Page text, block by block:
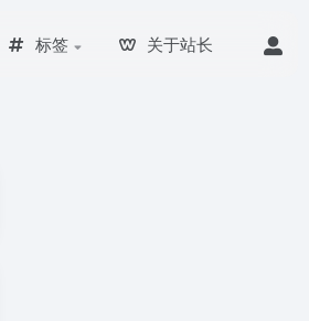
标签 关于站长